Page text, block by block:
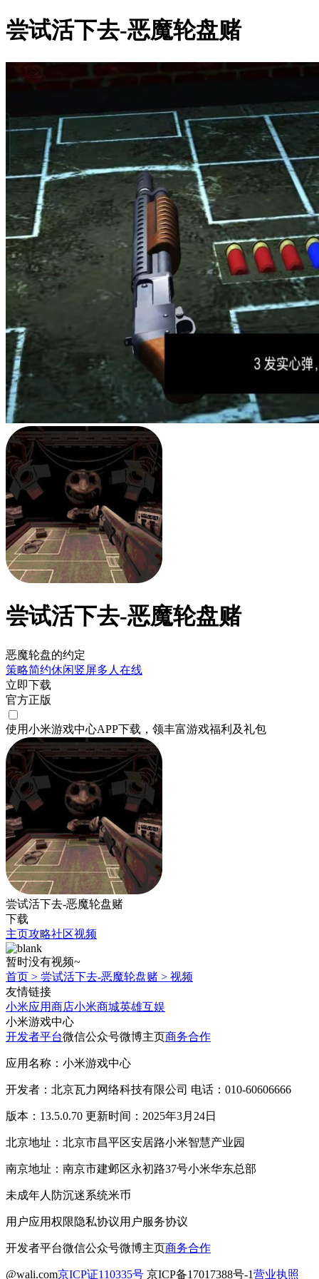
尝试活下去-恶魔轮盘赌
尝试活下去-恶魔轮盘赌
恶魔轮盘的约定
策略简约休闲竖屏多人在线
立即下载
官方正版
使用小米游戏中心APP下载 ，领丰富游戏福利 及礼包
尝试活下去-恶魔轮盘赌
下载
主页攻略社区视频
暂时没有视频~
首页 > 尝试活下去-恶魔轮盘赌 > 视频
友情链接
小米应用商店小米商城英雄互娱
小米游戏中心
开发者平台微信公众号微博主页商务合作
应用名称：小米游戏中心
开发者：北京瓦力网络科技有限公司 电话：010-60606666
版本：13.5.0.70 更新时间：2025年3月24日
北京地址：北京市昌平区安居路小米智慧产业园
南京地址：南京市建邺区永初路37号小米华东总部
未成年人防沉迷系统米币
用户应用权限隐私协议用户服务协议
开发者平台微信公众号微博主页商务合作
@wali.com京ICP证110335号 京ICP备17017388号-1营业执照